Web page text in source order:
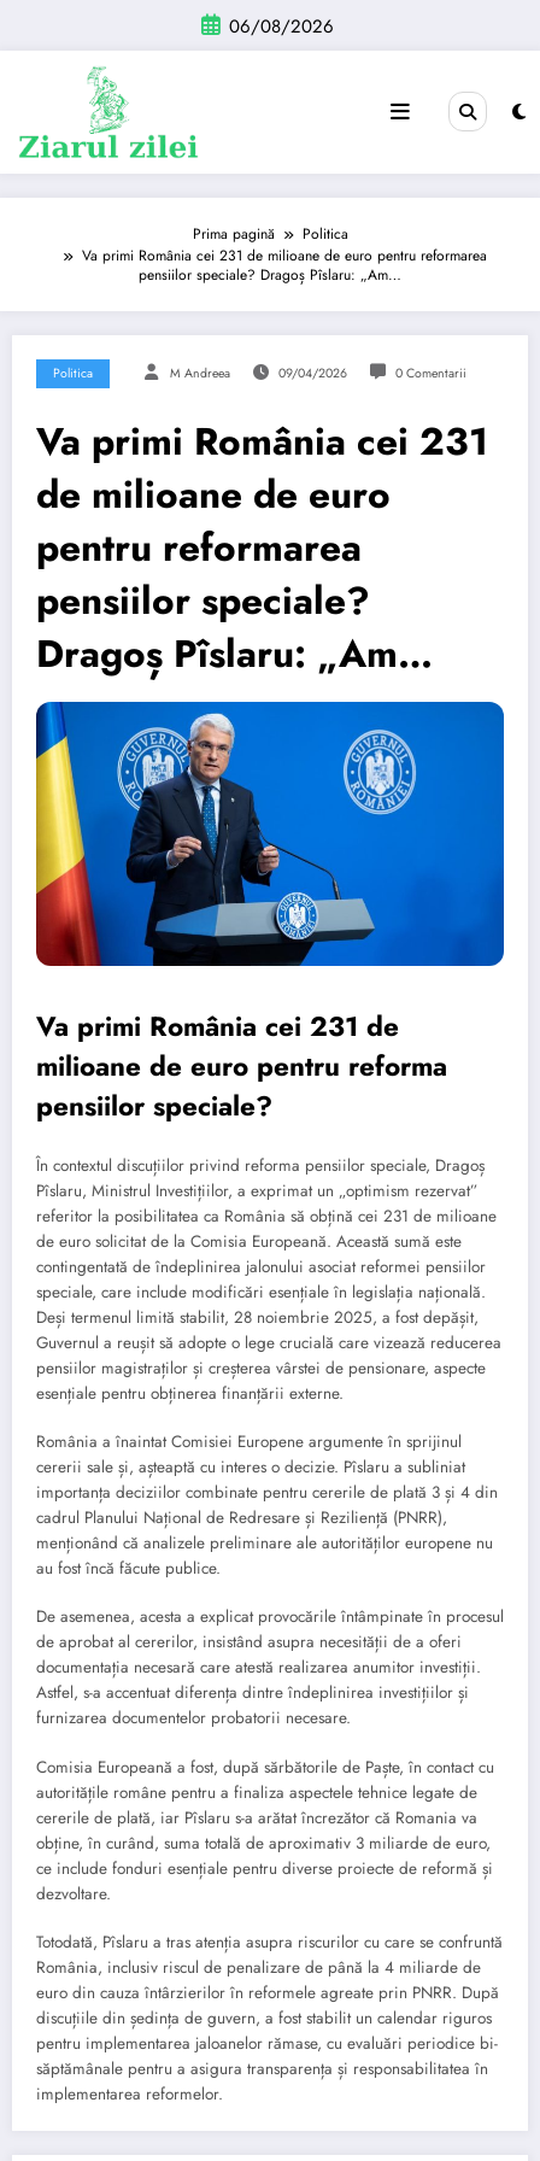
conținut
06/08/2026
Prima pagină
Politica
Va primi România cei 231 de milioane de euro pentru reformarea
pensiilor speciale? Dragoș Pîslaru: „Am…
Politica M Andreea 09/04/2026 0 Comentarii
Va primi România cei 231
de milioane de euro
pentru reformarea
pensiilor speciale?
Dragoș Pîslaru: „Am…
Va primi România cei 231 de
milioane de euro pentru reforma
pensiilor speciale?
În contextul discuțiilor privind reforma pensiilor speciale, Dragoș
Pîslaru, Ministrul Investițiilor, a exprimat un „optimism rezervat”
referitor la posibilitatea ca România să obțină cei 231 de milioane
de euro solicitat de la Comisia Europeană. Această sumă este
contingentată de îndeplinirea jalonului asociat reformei pensiilor
speciale, care include modificări esențiale în legislația națională.
Deși termenul limită stabilit, 28 noiembrie 2025, a fost depășit,
Guvernul a reușit să adopte o lege crucială care vizează reducerea
pensiilor magistraților și creșterea vârstei de pensionare, aspecte
esențiale pentru obținerea finanțării externe.
România a înaintat Comisiei Europene argumente în sprijinul
cererii sale și, așteaptă cu interes o decizie. Pîslaru a subliniat
importanța deciziilor combinate pentru cererile de plată 3 și 4 din
cadrul Planului Național de Redresare și Reziliență (PNRR),
menționând că analizele preliminare ale autorităților europene nu
au fost încă făcute publice.
De asemenea, acesta a explicat provocările întâmpinate în procesul
de aprobat al cererilor, insistând asupra necesității de a oferi
documentația necesară care atestă realizarea anumitor investiții.
Astfel, s-a accentuat diferența dintre îndeplinirea investițiilor și
furnizarea documentelor probatorii necesare.
Comisia Europeană a fost, după sărbătorile de Paște, în contact cu
autoritățile române pentru a finaliza aspectele tehnice legate de
cererile de plată, iar Pîslaru s-a arătat încrezător că Romania va
obține, în curând, suma totală de aproximativ 3 miliarde de euro,
ce include fonduri esențiale pentru diverse proiecte de reformă și
dezvoltare.
Totodată, Pîslaru a tras atenția asupra riscurilor cu care se confruntă
România, inclusiv riscul de penalizare de până la 4 miliarde de
euro din cauza întârzierilor în reformele agreate prin PNRR. După
discuțiile din ședința de guvern, a fost stabilit un calendar riguros
pentru implementarea jaloanelor rămase, cu evaluări periodice bi-
săptămânale pentru a asigura transparența și responsabilitatea în
implementarea reformelor.